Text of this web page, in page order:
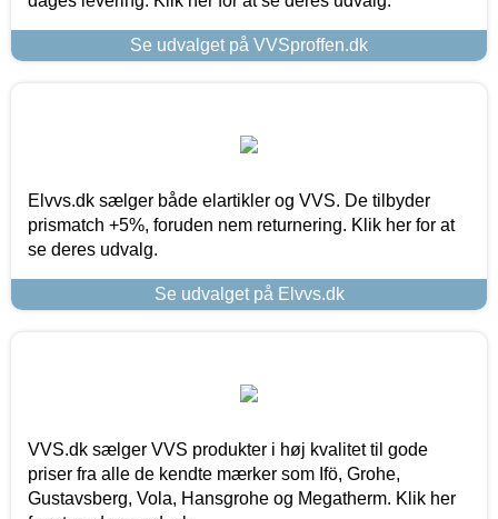
Se udvalget på VVSproffen.dk
Elvvs.dk sælger både elartikler og VVS. De tilbyder
prismatch +5%, foruden nem returnering. Klik her for at
se deres udvalg.
Se udvalget på Elvvs.dk
VVS.dk sælger VVS produkter i høj kvalitet til gode
priser fra alle de kendte mærker som Ifö, Grohe,
Gustavsberg, Vola, Hansgrohe og Megatherm. Klik her